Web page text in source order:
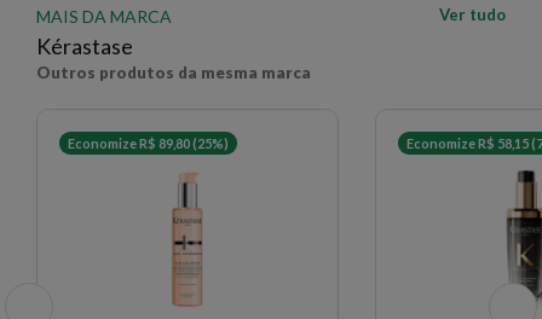
MAIS DA MARCA
Kérastase
Outros produtos da mesma marca
Ver tudo
Economize R$ 89,80 (25%) Economize R$ 58,15